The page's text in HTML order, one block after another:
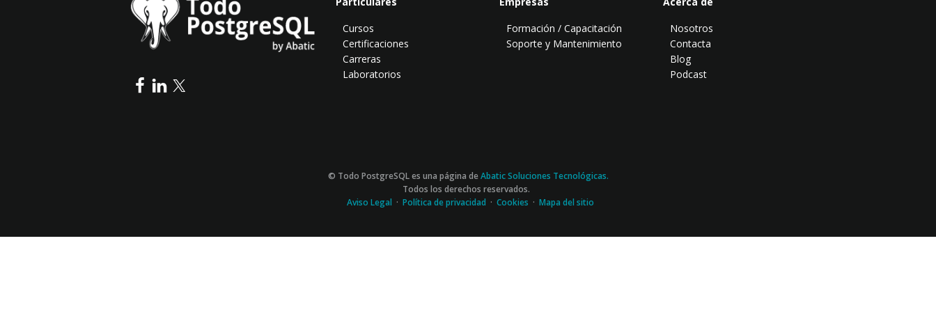
Cursos
Certificaciones
Carreras
Laboratorios
Formación / Capacitación
Soporte y Mantenimiento
Nosotros
Contacta
Blog
Podcast
© Todo PostgreSQL es una página deAbatic Soluciones Tecnológicas.
Todos los derechos reservados.
Aviso Legal · Política de privacidad · Cookies · Mapa del sitio